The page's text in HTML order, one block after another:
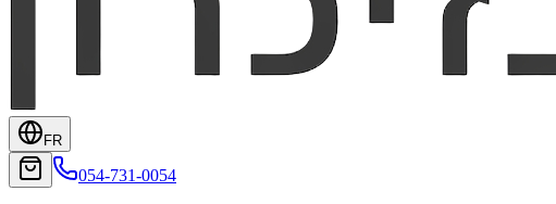
FR
054-731-0054